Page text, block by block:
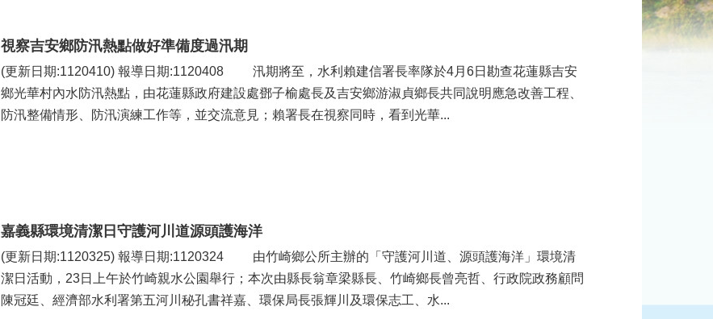
視察吉安鄉防汛熱點做好準備度過汛期
(更新日期:1120410) 報導日期:1120408 汛期將至，水利賴建信署長率隊於4月6日勘查花蓮縣吉安
鄉光華村內水防汛熱點，由花蓮縣政府建設處鄧子榆處長及吉安鄉游淑貞鄉長共同說明應急改善工程、
防汛整備情形、防汛演練工作等，並交流意見；賴署長在視察同時，看到光華...
嘉義縣環境清潔日守護河川道源頭護海洋
(更新日期:1120325) 報導日期:1120324 由竹崎鄉公所主辦的「守護河川道、源頭護海洋」環境清
潔日活動，23日上午於竹崎親水公園舉行；本次由縣長翁章梁縣長、竹崎鄉長曾亮哲、行政院政務顧問
陳冠廷、經濟部水利署第五河川秘孔書祥嘉、環保局長張輝川及環保志工、水...